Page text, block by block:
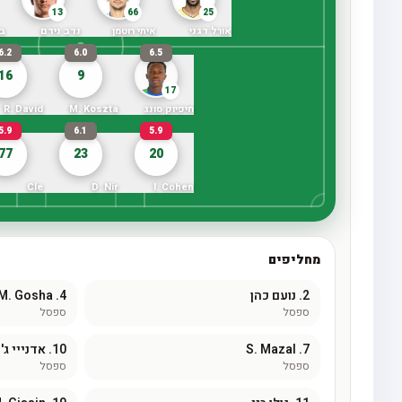
25
אורל דגני
66
איתי רוטמן
13
נדב נידם
17
6.5
חיפיוק סונג
9
6.0
M. Koszta
R. David
20
5.9
I. Cohen
23
6.1
D. Nir
Cle
מחליפים
2. נועם כהן
ספסל
4.
Gosha
ספסל
7.
S. Mazal
ספסל
10. אדנייי
ספסל